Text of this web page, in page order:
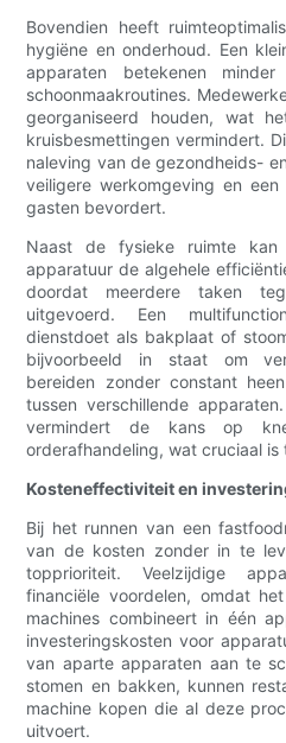
Bovendien heeft
hygiëne en onderhoud. Een
apparaten betekenen
schoonmaakroutines.
georganiseerd houden, wat
kruisbesmettingen vermindert.
naleving van de gezondheids-
veiligere werkomgeving en
gasten bevordert.
Naast de fysieke ruimte
apparatuur de algehele
doordat meerdere taken
uitgevoerd. Een
dienstdoet als bakplaat of
bijvoorbeeld in staat om
bereiden zonder constant
tussen verschillende
vermindert de kans op
orderafhandeling, wat cruciaal is
Kosteneffectiviteit en
Bij het runnen van een
van de kosten zonder in te
topprioriteit. Veelzijdige
financiële voordelen, omdat
machines combineert in één
investeringskosten voor
van aparte apparaten aan te
stomen en bakken, kunnen
machine kopen die al deze
uitvoert.